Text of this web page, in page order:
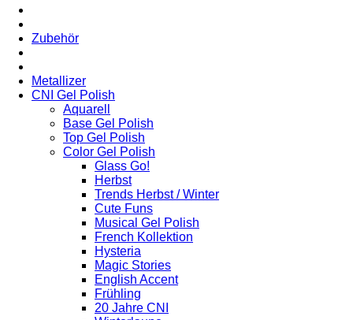
Zubehör
Metallizer
CNI Gel Polish
Aquarell
Base Gel Polish
Top Gel Polish
Color Gel Polish
Glass Go!
Herbst
Trends Herbst / Winter
Cute Funs
Musical Gel Polish
French Kollektion
Hysteria
Magic Stories
English Accent
Frühling
20 Jahre CNI